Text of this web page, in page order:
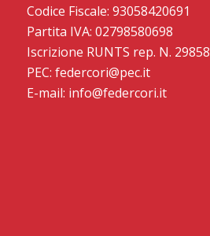
Codice Fiscale: 93058420691
Partita IVA: 02798580698
Iscrizione RUNTS rep. N. 29858
PEC: federcori@pec.it
E-mail: info@federcori.it